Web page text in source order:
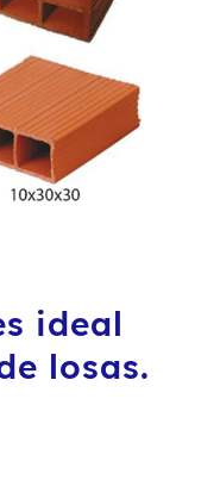
ideal
losas.